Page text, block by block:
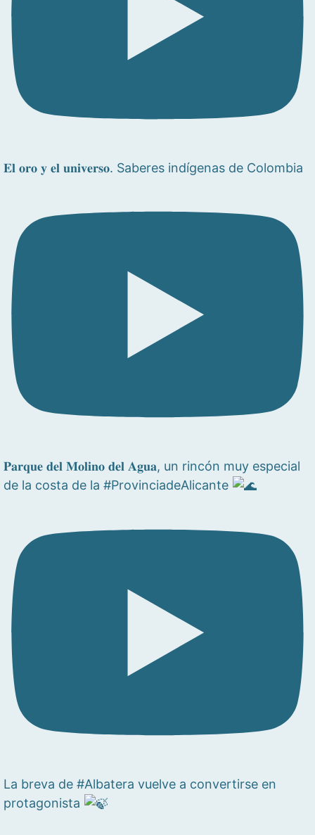
𝐄𝐥 𝐨𝐫𝐨 𝐲 𝐞𝐥 𝐮𝐧𝐢𝐯𝐞𝐫𝐬𝐨. Saberes indígenas de Colombia
𝐏𝐚𝐫𝐪𝐮𝐞 𝐝𝐞𝐥 𝐌𝐨𝐥𝐢𝐧𝐨 𝐝𝐞𝐥 𝐀𝐠𝐮𝐚, un rincón muy especial
de la costa de la #ProvinciadeAlicante
La breva de #Albatera vuelve a convertirse en
protagonista